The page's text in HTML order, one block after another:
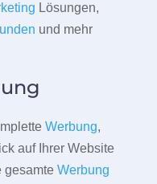
Lösungen,
und mehr
Werbung,
auf Ihrer Website
gesamte Werbung